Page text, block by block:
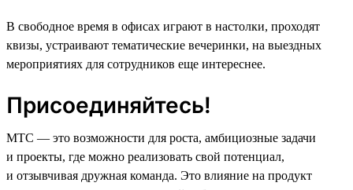
В свободное время в офисах играют в настолки, проходят
квизы, устраивают тематические вечеринки, на выездных
мероприятиях для сотрудников еще интереснее.
Присоединяйтесь!
МТС — это возможности для роста, амбициозные задачи
и проекты, где можно реализовать свой потенциал,
и отзывчивая дружная команда. Это влияние на продукт